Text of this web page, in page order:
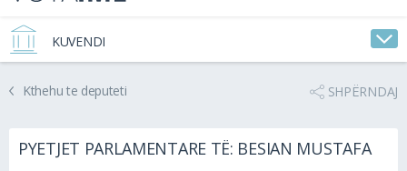
KUVENDI
Kthehu te deputeti SHPËRNDAJ
PYETJET PARLAMENTARE TË: BESIAN MUSTAFA